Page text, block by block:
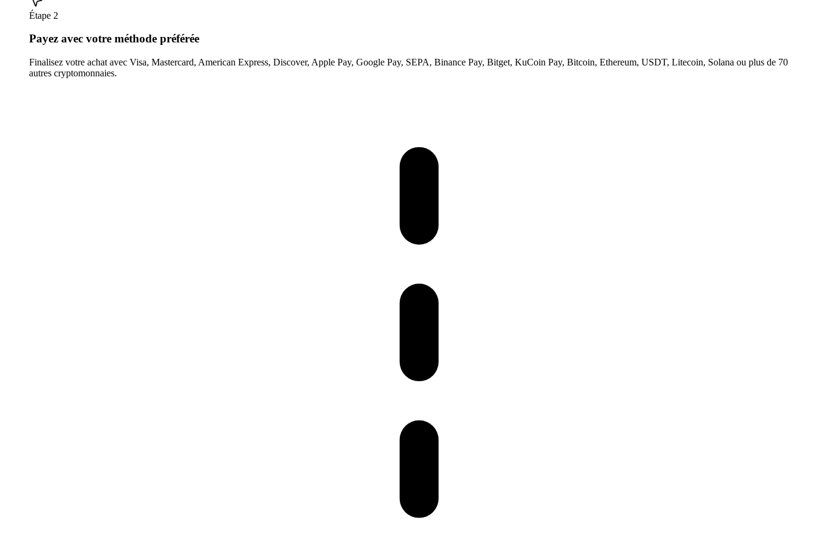
Étape 2
Payez avec votre méthode préférée
Finalisez votre achat avec Visa, Mastercard, American Express, Discover, Apple Pay, Google Pay, SEPA, Binance Pay, Bitget, KuCoin Pay, Bitcoin, Ethereum, USDT, Litecoin, Solana ou plus de 70
autres cryptomonnaies.